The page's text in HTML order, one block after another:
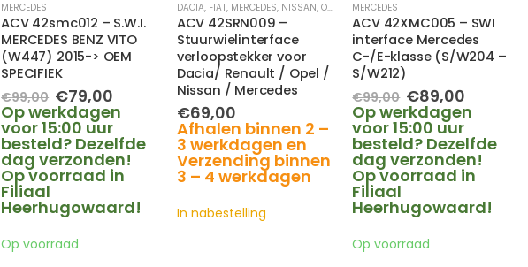
MERCEDES
ACV 42smc012 – S.W.I.
MERCEDES BENZ VITO
(W447) 2015-> OEM
SPECIFIEK
€99,00 Oorspronkelijke
prijs
was:
€99,00.
€79,00
prijs
is:
€79,00.
Op werkdagen
voor 15:00 uur
besteld? Dezelfde
dag verzonden!
Op voorraad in
Filiaal
Heerhugowaard!
Op voorraad
DACIA, FIAT, MERCEDES, NISSAN, OPEL RENAULT
ACV 42SRN009 –
Stuurwielinterface
verloopstekker voor
Dacia/ Renault / Opel /
Nissan / Mercedes
€69,00
Afhalen binnen 2 –
3 werkdagen en
Verzending binnen
3 – 4 werkdagen
In nabestelling
MERCEDES
ACV 42XMC005 – SWI
interface Mercedes
C-/E-klasse (S/W204 –
S/W212)
€99,00
prijs
was:
€99,00.
€89,00
prijs
€89,00.
Op werkdagen
voor 15:00 uur
besteld? Dezelfde
dag verzonden!
Op voorraad in
Filiaal
Heerhugowaard!
Op voorraad